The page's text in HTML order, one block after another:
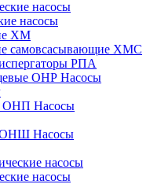
насосы
ХМ
самовсасывающие ХМС
РПА
Насосы
Насосы
Насосы
насосы